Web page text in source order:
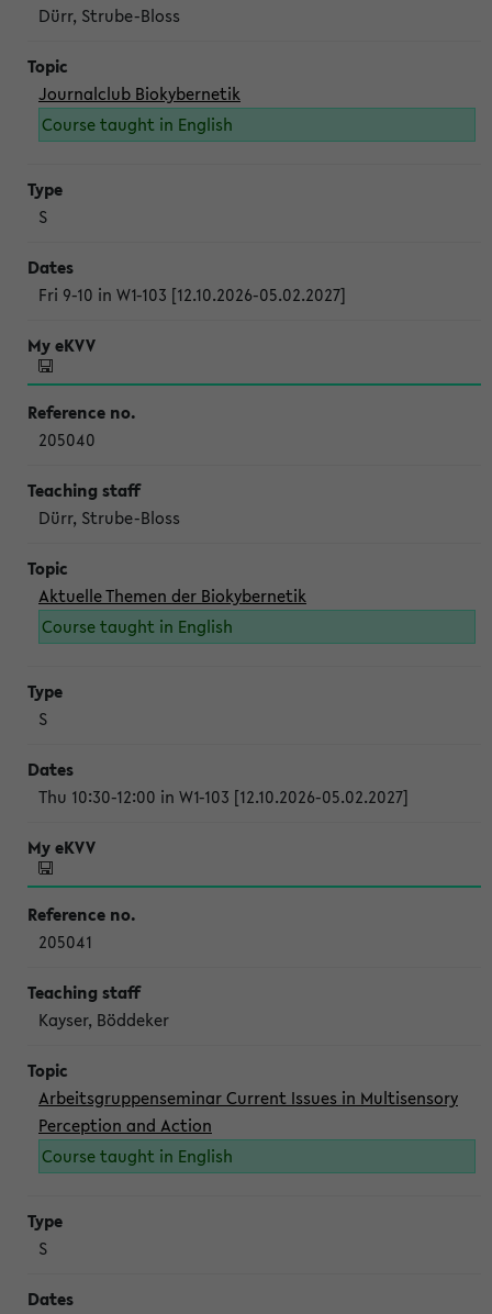
Dürr, Strube-Bloss
Journalclub Biokybernetik
Course taught in English
S
Fri 9-10 in W1-103 [12.10.2026-05.02.2027]
205040
Dürr, Strube-Bloss
Aktuelle Themen der Biokybernetik
Course taught in English
S
Thu 10:30-12:00 in W1-103 [12.10.2026-05.02.2027]
205041
Kayser, Böddeker
Arbeitsgruppenseminar Current Issues in Multisensory
Perception and Action
Course taught in English
S